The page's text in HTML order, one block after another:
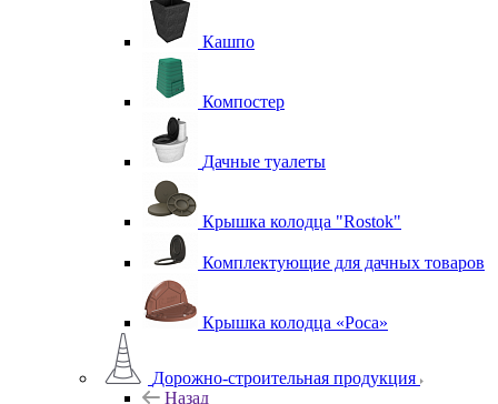
Кашпо
Компостер
Дачные туалеты
Крышка колодца "Rostok"
Комплектующие для дачных товаров
Крышка колодца «Роса»
Дорожно-строительная продукция
Назад